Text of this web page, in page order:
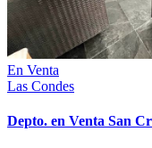
En Venta
Las Condes
Depto. en Venta San